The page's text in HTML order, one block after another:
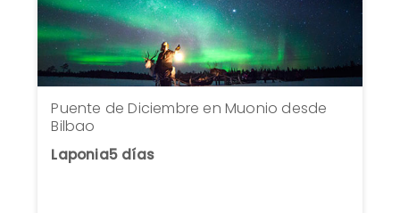
Puente de Diciembre en Muonio desde
Bilbao
Laponia5 días